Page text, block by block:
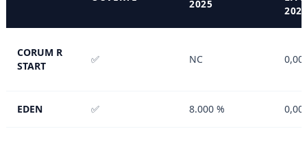
2025
CORUM R
START
✅ NC 0,00
EDEN ✅ 8.000 % 0,00